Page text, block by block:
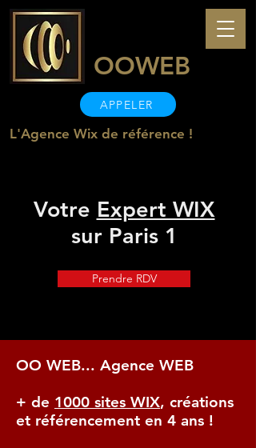
OOWEB
L'Agence Wix de référence !
APPELER
Votre Expert WIX
sur Paris 1
Prendre RDV
OO WEB... Agence WEB
+ de 1000 sites WIX, créations
et référencement en 4 ans !